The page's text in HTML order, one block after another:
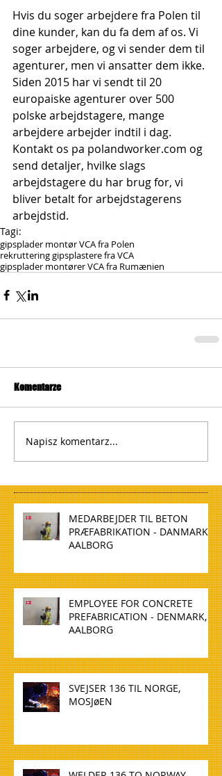
Hvis du soger arbejdere fra Polen til
dine kunder, kan du fa dem af os. Vi
soger arbejdere, og vi sender dem til
agenturer, men vi ansatter dem ikke.
Siden 2015 har vi sendt til 20
europaiske agenturer over 500
polske arbejdstagere, mange
arbejdere arbejder indtil i dag.
Kontakt os pa polandworker.com og
send detaljer, hvilke slags
arbejdstagere du har brug for, vi
bliver betalt for arbejdstagerens
arbejdstid.
Tagi:
gipsplader montør VCA fra Polen
rekruttering gipsplastere fra VCA
gipsplader montører VCA fra Rumænien
Komentarze
Napisz komentarz...
MEDARBEJDER TIL BETON
PRÆFABRIKATION - DANMARK,
AALBORG
EMPLOYEE FOR CONCRETE
PREFABRICATION - DENMARK,
AALBORG
SVEJSER 136 TIL NORGE,
MOSJøEN